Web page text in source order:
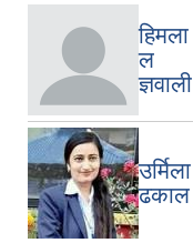
हिमला
ल
ज्ञवाली
उर्मिला
ढकाल